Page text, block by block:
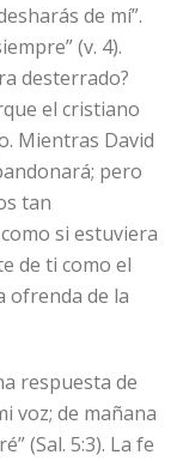
de mí”.
(v. 4).
desterrado?
el cristiano
Mientras David
pero
tan
si estuviera
de ti como el
ofrenda de la
respuesta de
voz; de mañana
(Sal. 5:3). La fe